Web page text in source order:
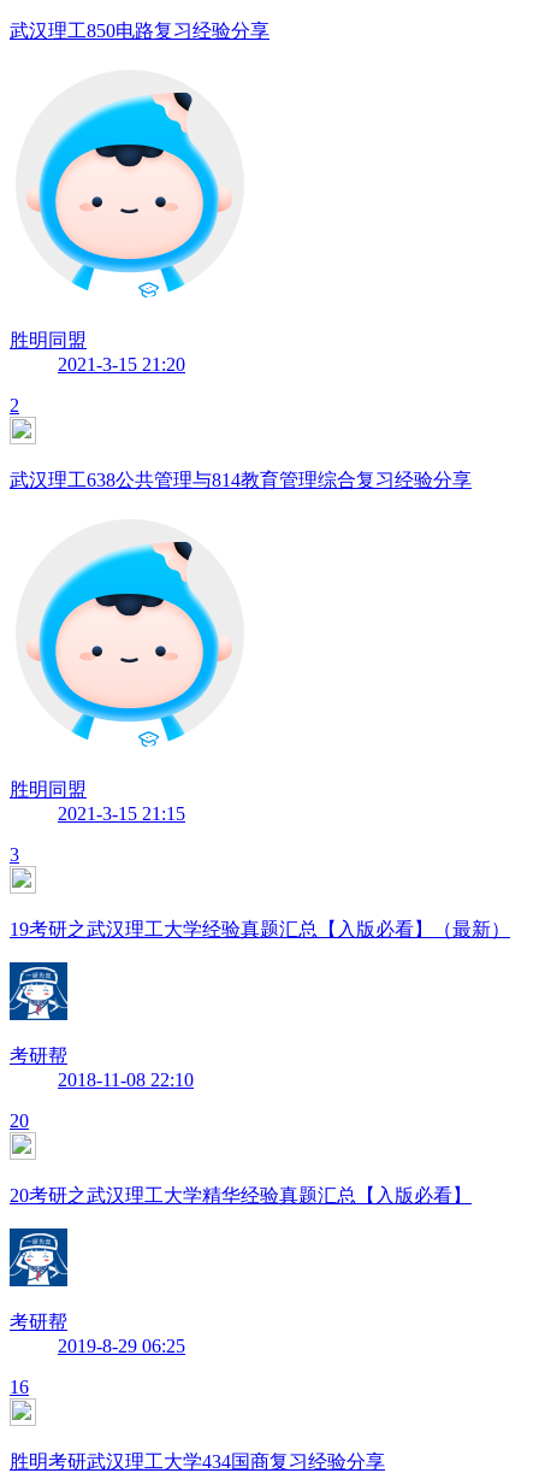
武汉理工850电路复习经验分享
胜明同盟
2021-3-15 21:20
2
武汉理工638公共管理与814教育管理综合复习经验分享
胜明同盟
2021-3-15 21:15
3
19考研之武汉理工大学经验真题汇总【入版必看】（最新）
考研帮
2018-11-08 22:10
20
20考研之武汉理工大学精华经验真题汇总【入版必看】
考研帮
2019-8-29 06:25
16
胜明考研武汉理工大学434国商复习经验分享